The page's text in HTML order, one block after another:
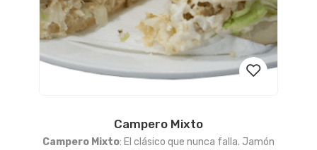
Campero Mixto
Campero Mixto: El clásico que nunca falla. Jamón